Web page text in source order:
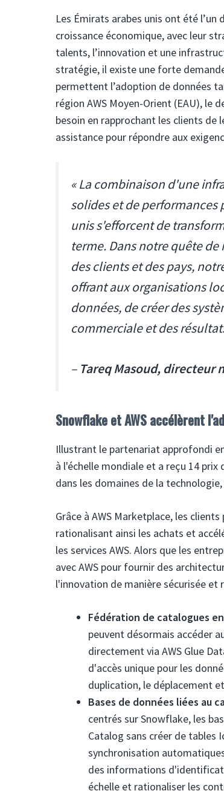
Les Émirats arabes unis ont été
croissance économique, avec leur
talents, l’innovation et une
stratégie, il existe une forte
permettent l’adoption de données
région AWS Moyen-Orient (EAU), le
besoin en rapprochant les clients de
assistance pour répondre aux
« La combinaison d'une
solides et de performances
unis s'efforcent de
terme. Dans notre quête
des clients et des pays,
offrant aux organisations
données, de créer des
commerciale et des
–Tareq Masoud, directeur
Snowflake et AWS accélèrent
Illustrant le partenariat approfondi
à l'échelle mondiale et a reçu 14 prix
dans les domaines de la
Grâce à AWS Marketplace, les
rationalisant ainsi les achats et
les services AWS. Alors que les
avec AWS pour fournir des
l'innovation de manière sécurisée et
Fédération de catalogues
peuvent désormais accéder
directement via AWS Glue
d'accès unique pour les
duplication, le déplacement
Bases de données liées au
centrés sur Snowflake, les
Catalog sans créer de tables
synchronisation
des informations
échelle et rationaliser les